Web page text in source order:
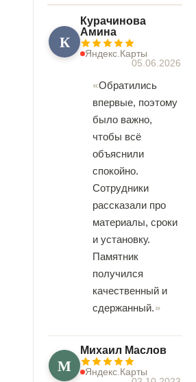
К
Курачинова
Амина
Яндекс.Карты
05.06.2026
Обратились
впервые, поэтому
было важно,
чтобы всё
объяснили
спокойно.
Сотрудники
рассказали про
материалы, сроки
и установку.
Памятник
получился
качественный и
сдержанный.
М
Михаил Маслов
Яндекс.Карты